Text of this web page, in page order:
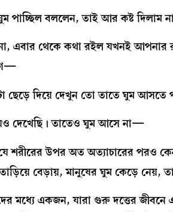
বললেন, তাই আর কষ্ট দিলাম
থেকে কথা রইল যখনই আপনার
ছেড়ে দিয়ে দেখুন তো তাতে ঘুম
দেখেছি। তাতেও ঘুম আসে না—
শরীরের উপর অত অত্যাচারের পরও
বেড়ায়, মানুষের ঘুম কেড়ে নেয়,
মধ্যে একজন, যারা গুরু দত্তের